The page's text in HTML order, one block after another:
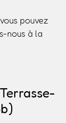
pouvez
nous à la